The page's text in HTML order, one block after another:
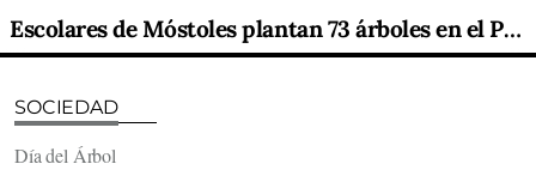
Escolares de Móstoles plantan 73 árboles en el Parque Lineal Arroyo del Soto por el Día del Árbol
SOCIEDAD
Día del Árbol